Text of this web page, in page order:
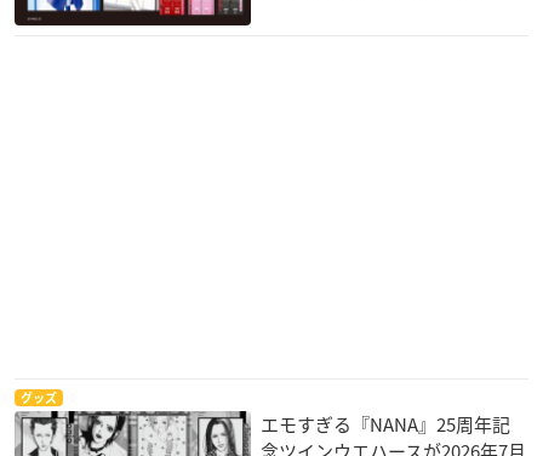
グッズ
エモすぎる『NANA』25周年記